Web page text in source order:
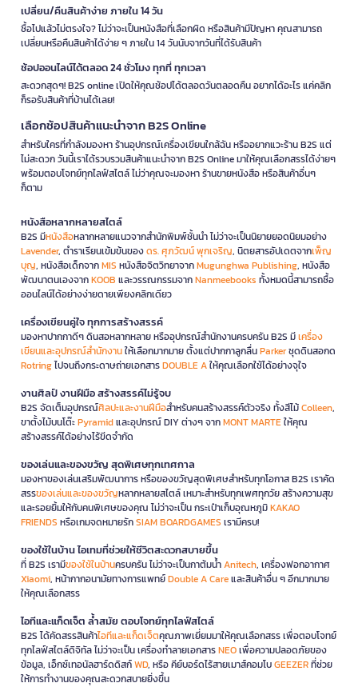
เปลี่ยน/คืนสินค้าง่าย ภายใน 14 วัน
ซื้อไปแล้วไม่ตรงใจ? ไม่ว่าจะเป็นหนังสือที่เลือกผิด หรือสินค้ามีปัญหา คุณสามารถ
เปลี่ยนหรือคืนสินค้าได้ง่าย ๆ ภายใน 14 วันนับจากวันที่ได้รับสินค้า
ช้อปออนไลน์ได้ตลอด 24 ชั่วโมง ทุกที่ ทุกเวลา
สะดวกสุดๆ! B2S online เปิดให้คุณช้อปได้ตลอดวันตลอดคืน อยากได้อะไร แค่คลิก
ก็รอรับสินค้าที่บ้านได้เลย!
เลือกช้อปสินค้าแนะนำจาก B2S Online
สำหรับใครที่กำลังมองหา ร้านอุปกรณ์เครื่องเขียนใกล้ฉัน หรืออยากแวะร้าน B2S แต่
ไม่สะดวก วันนี้เราได้รวบรวมสินค้าแนะนำจาก B2S Online มาให้คุณเลือกสรรได้ง่ายๆ
พร้อมตอบโจทย์ทุกไลฟ์สไตล์ ไม่ว่าคุณจะมองหา ร้านขายหนังสือ หรือสินค้าอื่นๆ
ก็ตาม
หนังสือหลากหลายสไตล์
B2S มีหนังสือหลากหลายแนวจากสำนักพิมพ์ชั้นนำ ไม่ว่าจะเป็นนิยายยอดนิยมอย่าง
Lavender, ตำราเรียนเข้มข้นของดร. ศุภวัฒน์ พุกเจริญ, นิตยสารอัปเดตจากเพ็ญ
บุญ, หนังสือเด็กจากMIS หนังสือจิตวิทยาจากMugunghwa Publishing, หนังสือ
พัฒนาตนเองจากKOOB และวรรณกรรมจากNanmeebooks ทั้งหมดนี้สามารถซื้อ
ออนไลน์ได้อย่างง่ายดายเพียงคลิกเดียว
เครื่องเขียนคู่ใจ ทุกการสร้างสรรค์
มองหาปากกาดีๆ ดินสอหลากหลาย หรืออุปกรณ์สำนักงานครบครัน B2S มีเครื่อง
เขียนและอุปกรณ์สำนักงานให้เลือกมากมาย ตั้งแต่ปากกาลูกลื่นParkerชุดดินสอกด
Rotringไปจนถึงกระดาษถ่ายเอกสารDOUBLE Aให้คุณเลือกใช้ได้อย่างจุใจ
งานศิลป์ งานฝีมือ สร้างสรรค์ไม่รู้จบ
B2S จัดเต็มอุปกรณ์ศิลปะและงานฝีมือสำหรับคนสร้างสรรค์ตัวจริง ทั้งสีไม้Colleen,
ขาตั้งไม้บนโต๊ะPyramidและอุปกรณ์ DIY ต่างๆ จากMONT MARTEให้คุณ
สร้างสรรค์ได้อย่างไร้ขีดจำกัด
ของเล่นและของขวัญ สุดพิเศษทุกเทศกาล
มองหาของเล่นเสริมพัฒนาการ หรือของขวัญสุดพิเศษสำหรับทุกโอกาส B2S เราคัด
สรรของเล่นและของขวัญหลากหลายสไตล์ เหมาะสำหรับทุกเพศทุกวัย สร้างความสุข
และรอยยิ้มให้กับคนพิเศษของคุณ ไม่ว่าจะเป็น กระเป๋าเก็บอุณหภูมิKAKAO
FRIENDS หรือเกมจดหมายรักSIAM BOARDGAMES เรามีครบ!
ของใช้ในบ้าน ไอเทมที่ช่วยให้ชีวิตสะดวกสบายขึ้น
ที่ B2S เรามีของใช้ในบ้านครบครัน ไม่ว่าจะเป็นกาต้มน้ำAnitech, เครื่องฟอกอากาศ
Xiaomi, หน้ากากอนามัยทางการแพทย์Double A Careและสินค้าอื่น ๆ อีกมากมาย
ให้คุณเลือกสรร
ไอทีและแก็ดเจ็ต ล้ำสมัย ตอบโจทย์ทุกไลฟ์สไตล์
B2S ได้คัดสรรสินค้าไอทีและแก็ดเจ็ตคุณภาพเยี่ยมมาให้คุณเลือกสรร เพื่อตอบโจทย์
ทุกไลฟ์สไตล์ดิจิทัล ไม่ว่าจะเป็น เครื่องทำลายเอกสารNEOเพื่อความปลอดภัยของ
ข้อมูล, เอ็กซ์เทอนัลฮาร์ดดิสก์WD, หรือ คีย์บอร์ดไร้สายเมาส์คอมโบGEEZERที่ช่วย
ให้การทำงานของคุณสะดวกสบายยิ่งขึ้น